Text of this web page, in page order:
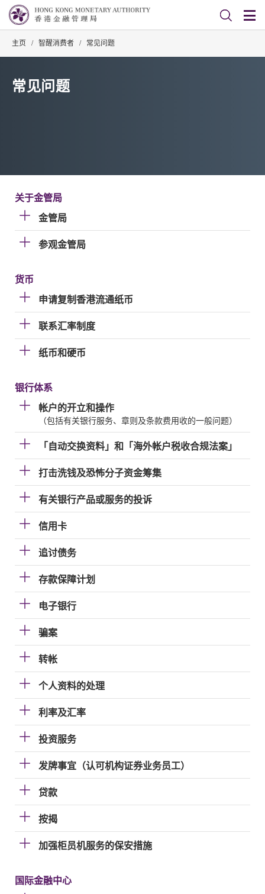
主页 / 智醒消费者 / 常见问题
常见问题
关于金管局
金管局
参观金管局
货币
申请复制香港流通纸币
联系汇率制度
纸币和硬币
银行体系
帐户的开立和操作
（包括有关银行服务、章则及条款费用收的一般问题）
「自动交换资料」和「海外帐户税收合规法案」
打击洗钱及恐怖分子资金筹集
有关银行产品或服务的投诉
信用卡
追讨债务
存款保障计划
电子银行
骗案
转帐
个人资料的处理
利率及汇率
投资服务
发牌事宜（认可机构证券业务员工）
贷款
按揭
加强柜员机服务的保安措施
国际金融中心